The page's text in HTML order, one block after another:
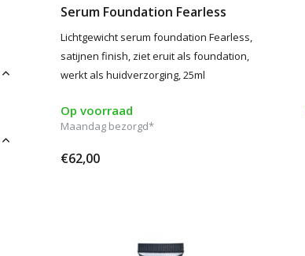
Serum Foundation Fearless
Lichtgewicht serum foundation Fearless,
satijnen finish, ziet eruit als foundation,
werkt als huidverzorging, 25ml
Op voorraad
Maandag bezorgd*
€62,00